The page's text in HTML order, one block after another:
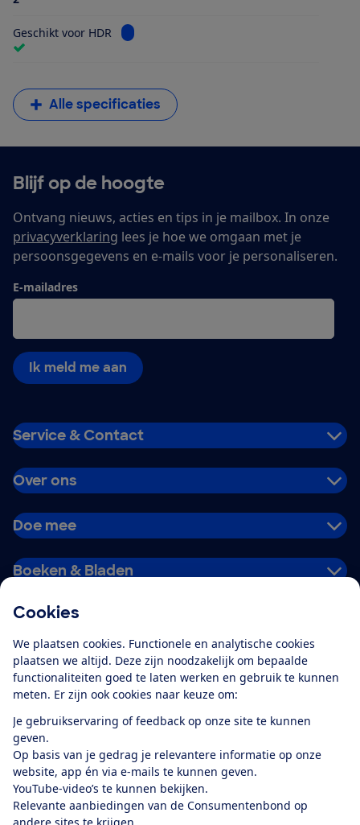
Cookies
We plaatsen cookies. Functionele en analytische cookies
plaatsen we altijd. Deze zijn noodzakelijk om bepaalde
functionaliteiten goed te laten werken en gebruik te kunnen
meten. Er zijn ook cookies naar keuze om:
Je gebruikservaring of feedback op onze site te kunnen
geven.
Op basis van je gedrag je relevantere informatie op onze
website, app én via e-mails te kunnen geven.
YouTube-video’s te kunnen bekijken.
Relevante aanbiedingen van de Consumentenbond op
Geschikt voor HDR Bekijk informatie voor Geschikt voor HDR
Alle specificaties
Blijf op de hoogte
Ontvang nieuws, acties en tips in je mailbox. In onze
privacyverklaring lees je hoe we omgaan met je
persoonsgegevens en e-mails voor je personaliseren.
E-mailadres
Ik meld me aan
Service & Contact
Over ons
Doe mee
Boeken & Bladen
Alles over de
app
Algemene Voorwaarden
Privacyverklaring
Cookiebeleid
Privacyvoorkeuren
Toegankelijkheid